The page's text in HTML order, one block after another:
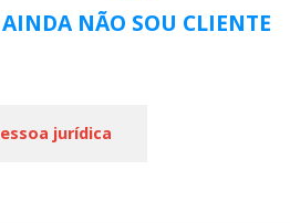
AINDA NÃO SOU CLIENTE
jurídica